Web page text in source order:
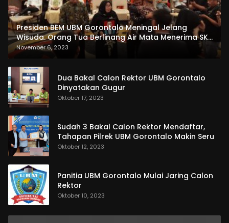
Presiden BEM UBM Gorontalo Meningal Jelang
Wisuda. Orang Tua Berlinang Air Mata Menerima SKL
dan Pemasangan Salempang
November 6, 2023
Dua Bakal Calon Rektor UBM Gorontalo
Dinyatakan Gugur
Oktober 17, 2023
Sudah 3 Bakal Calon Rektor Mendaftar,
Tahapan Pilrek UBM Gorontalo Makin Seru
Oktober 12, 2023
Panitia UBM Gorontalo Mulai Jaring Calon
Rektor
Oktober 10, 2023